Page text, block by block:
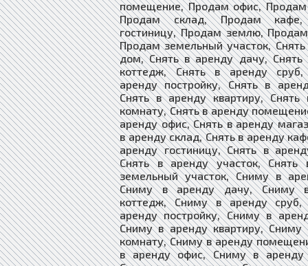
помещение, Продам офис, Продам
Продам склад, Продам
гостиницу, Продам землю,
Продам земельный участок,
дом, Снять в аренду дачу, Снять
коттедж, Снять в аренду
аренду постройку, Снять в
Снять в аренду квартиру, Снять
комнату, Снять в аренду
аренду офис, Снять в аренду
в аренду склад, Снять в аренду
аренду гостиницу, Снять в
Снять в аренду участок, Снять
земельный участок, Сниму в
Сниму в аренду дачу, Сниму
коттедж, Сниму в аренду
аренду постройку, Сниму в
Сниму в аренду квартиру, Сниму
комнату, Сниму в аренду
в аренду офис, Сниму в аренду